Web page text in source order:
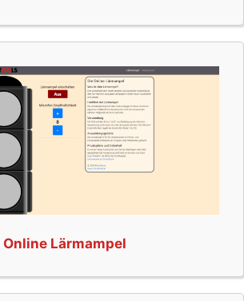
Online Lärmampel